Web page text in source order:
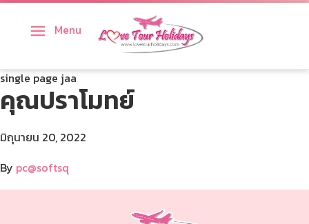
Menu
single page jaa
คุณปราโมทย์
มิถุนายน 20, 2022
By pc@softsq
ทัวร์เกาหลี
ทัวร์จีน